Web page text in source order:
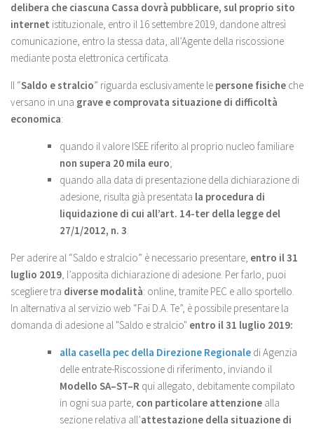
delibera che ciascuna Cassa dovrà pubblicare, sul proprio sito
internet istituzionale, entro il 16 settembre 2019, dandone altresì
comunicazione, entro la stessa data, all’Agente della riscossione
mediante posta elettronica certificata.
Il “Saldo e stralcio” riguarda esclusivamente le persone fisiche che
versano in una grave e comprovata situazione di difficoltà
economica:
quando il valore ISEE riferito al proprio nucleo familiare
non supera 20 mila euro;
quando alla data di presentazione della dichiarazione di
adesione, risulta già presentata la procedura di
liquidazione di cui all’art. 14-ter della legge del
27/1/2012, n. 3.
Per aderire al “Saldo e stralcio” è necessario presentare, entro il 31
luglio 2019, l’apposita dichiarazione di adesione. Per farlo, puoi
scegliere tra diverse modalità: online, tramite PEC e allo sportello.
In alternativa al servizio web “Fai D.A. Te”, è possibile presentare la
domanda di adesione al "Saldo e stralcio" entro il 31 luglio 2019:
alla casella pec della Direzione Regionale di Agenzia
delle entrate-Riscossione di riferimento, inviando il
Modello SA–ST–R qui allegato, debitamente compilato
in ogni sua parte, con particolare attenzione alla
sezione relativa all’attestazione della situazione di